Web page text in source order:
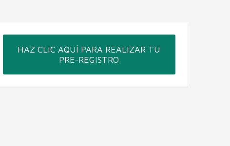
HAZ CLIC AQUÍ PARA REALIZAR TU
PRE-REGISTRO